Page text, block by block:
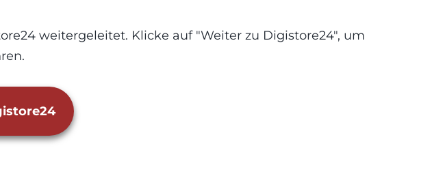
weitergeleitet. Klicke auf "Weiter zu Digistore24", um